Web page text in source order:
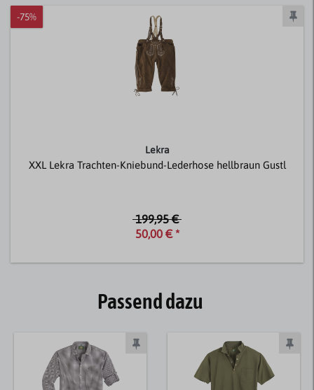
-75%
Lekra
XXL Lekra Trachten-Kniebund-Lederhose hellbraun Gustl
199,95 €
50,00 € *
Passend dazu